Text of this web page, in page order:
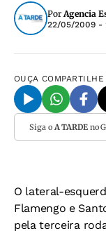
PorAgencia
22/05/2009 -
OUÇA COMPARTILHE
Siga o A TARDEno
O lateral-
Flamengo e
pela terceira